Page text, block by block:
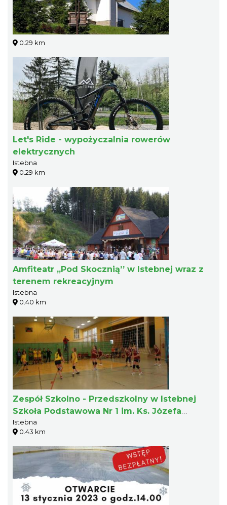
0.29 km
Let's Ride - wypożyczalnia rowerów
elektrycznych
Istebna
0.29 km
Amfiteatr „Pod Skocznią’’ w Istebnej wraz z
terenem rekreacyjnym
Istebna
0.40 km
Zespół Szkolno - Przedszkolny w Istebnej
Szkoła Podstawowa Nr 1 im. Ks. Józefa
Londzina
Istebna
0.43 km